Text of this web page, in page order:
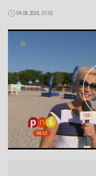
04.08.2018, 07:01